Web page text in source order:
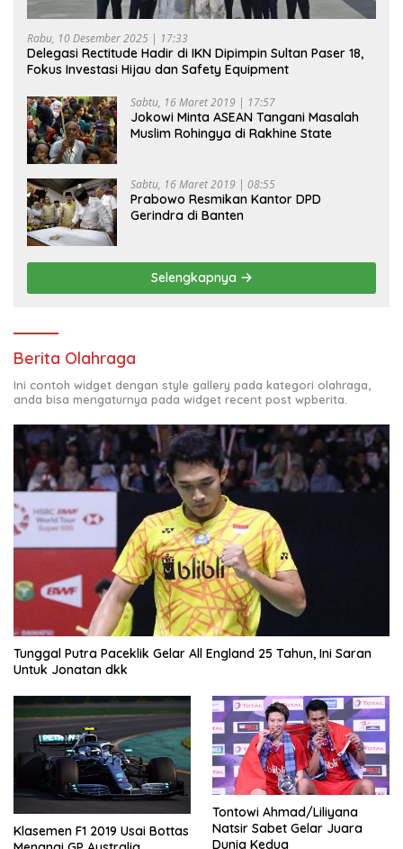
Rabu, 10 Desember 2025 | 17:33
Delegasi Rectitude Hadir di IKN Dipimpin Sultan Paser 18,
Fokus Investasi Hijau dan Safety Equipment
Sabtu, 16 Maret 2019 | 17:57
Jokowi Minta ASEAN Tangani Masalah
Muslim Rohingya di Rakhine State
Sabtu, 16 Maret 2019 | 08:55
Prabowo Resmikan Kantor DPD
Gerindra di Banten
Selengkapnya
Berita Olahraga
Ini contoh widget dengan style gallery pada kategori olahraga,
anda bisa mengaturnya pada widget recent post wpberita.
Tunggal Putra Paceklik Gelar All England 25 Tahun, Ini Saran
Untuk Jonatan dkk
Klasemen F1 2019 Usai Bottas
Tontowi Ahmad/Liliyana
Natsir Sabet Gelar Juara
Dunia Kedua